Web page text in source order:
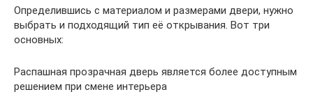
Определившись с материалом и размерами двери, нужно
выбрать и подходящий тип её открывания. Вот три
основных:
Распашная прозрачная дверь является более доступным
решением при смене интерьера